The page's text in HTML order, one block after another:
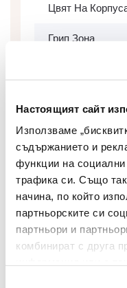
Настоящият сайт
Използваме
съдържанието и
функции на
трафика си. Също
начина, по който
партньорските си
партньори и
комбинират с друга
Цвят На
Грип Зона
Брой В
Вид
Двувърх
Презареждаем
Форма На Върха